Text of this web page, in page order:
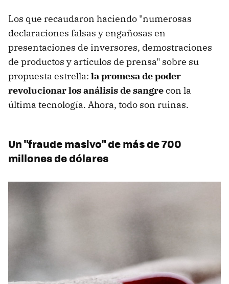
Los que recaudaron haciendo "numerosas
declaraciones falsas y engañosas en
presentaciones de inversores, demostraciones
de productos y artículos de prensa" sobre su
propuesta estrella: la promesa de poder
revolucionar los análisis de sangrecon la
última tecnología. Ahora, todo son ruinas.
Un "fraude masivo" de más de 700
millones de dólares